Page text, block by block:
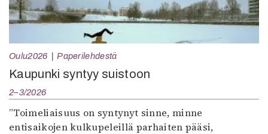
Oulu2026 Paperilehdestä
Kaupunki syntyy suistoon
2–3/2026
”Toimeliaisuus on syntynyt sinne, minne
entisaikojen kulkupeleillä parhaiten pääsi,